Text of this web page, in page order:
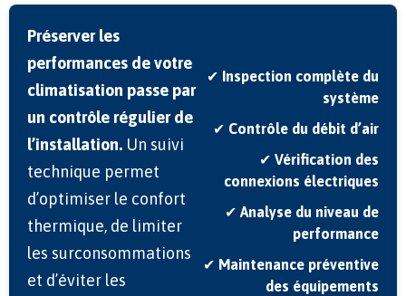
Préserver les
performances de votre
climatisation passe par
un contrôle régulier de
l’installation. Un suivi
technique permet
d’optimiser le confort
thermique, de limiter
les surconsommations
et d’éviter les
✔ Inspection complète du
système
✔ Contrôle du débit d’air
✔ Vérification des
connexions électriques
✔ Analyse du niveau de
performance
✔ Maintenance préventive
des équipements